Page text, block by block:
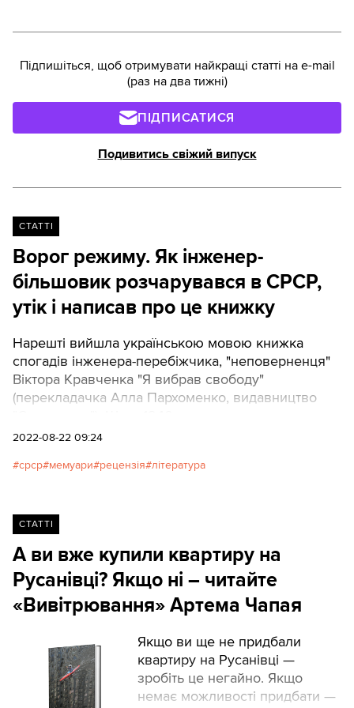
Підпишіться, щоб отримувати найкращі статті на e-mail
(раз на два тижні)
ПІДПИСАТИСЯ
Подивитись свіжий випуск
СТАТТІ
Ворог режиму. Як інженер-
більшовик розчарувався в СРСР,
утік і написав про це книжку
Нарешті вийшла українською мовою книжка
спогадів інженера-перебіжчика, "неповерненця"
Віктора Кравченка "Я вибрав свободу"
(перекладачка Алла Пархоменко, видавництво
справжньою сенсацією на Заході та спровокувала
Кравченка називають потужним ударом по
2022-08-22 09:24
срср мемуари рецензія література
СТАТТІ
А ви вже купили квартиру на
Русанівці? Якщо ні – читайте
«Вивітрювання» Артема Чапая
Якщо ви ще не придбали
квартиру на Русанівці —
зробіть це негайно. Якщо
немає можливості придбати —